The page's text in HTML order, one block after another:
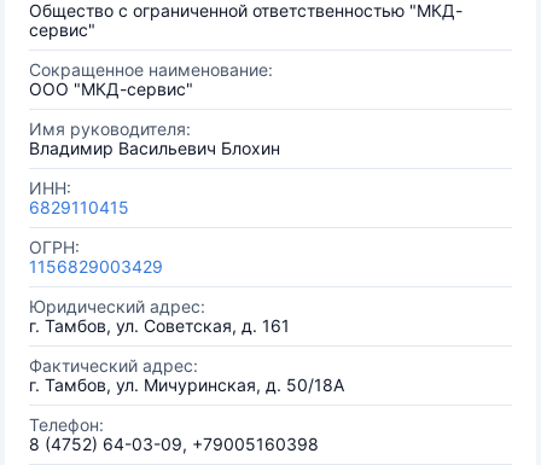
Общество с ограниченной ответственностью "МКД-
сервис"
Сокращенное наименование:
ООО "МКД-сервис"
Имя руководителя:
Владимир Васильевич Блохин
ИНН:
6829110415
ОГРН:
1156829003429
Юридический адрес:
г. Тамбов, ул. Советская, д. 161
Фактический адрес:
г. Тамбов, ул. Мичуринская, д. 50/18А
Телефон:
8 (4752) 64-03-09, +79005160398